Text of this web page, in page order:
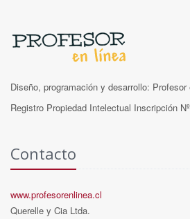
Diseño, programación y desarrollo: Profesor
Registro Propiedad Intelectual Inscripción
Contacto
www.profesorenlinea.cl
Querelle y Cia Ltda.